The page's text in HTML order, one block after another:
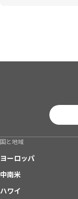
国と地域
ヨーロッパ
中南米
ハワイ